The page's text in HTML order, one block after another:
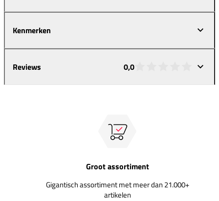
Kenmerken
Reviews 0,0
Groot assortiment
Gigantisch assortiment met meer dan 21.000+
artikelen